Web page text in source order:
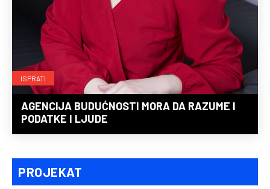
ISPRATI
AGENCIJA BUDUĆNOSTI MORA DA RAZUME I
PODATKE I LJUDE
PROJEKAT